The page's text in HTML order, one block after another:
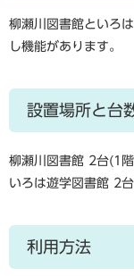
柳瀬川図書館といろ
し機能があります。
設置場所と台
柳瀬川図書館 2台(1
いろは遊学図書館 2台
利用方法